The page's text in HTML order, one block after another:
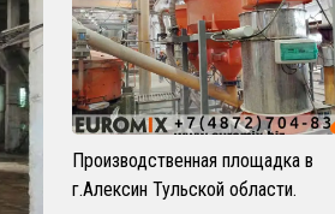
Производственная площадка в
г.Алексин Тульской области.